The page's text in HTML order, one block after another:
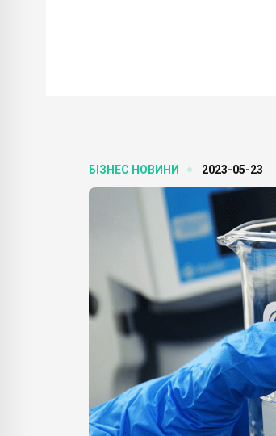
БІЗНЕС НОВИНИ 2023-05-23